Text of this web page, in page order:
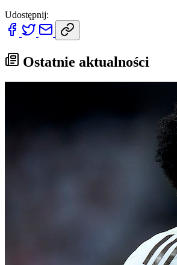
Udostępnij:
Ostatnie aktualności